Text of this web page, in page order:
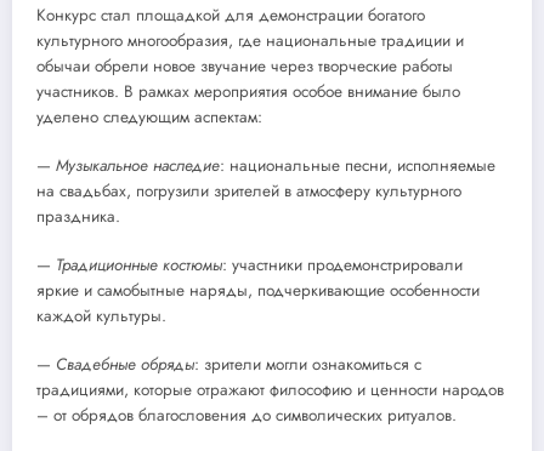
Конкурс стал площадкой для демонстрации богатого
культурного многообразия, где национальные традиции и
обычаи обрели новое звучание через творческие работы
участников. В рамках мероприятия особое внимание было
уделено следующим аспектам:
— Музыкальное наследие: национальные песни, исполняемые
на свадьбах, погрузили зрителей в атмосферу культурного
праздника.
— Традиционные костюмы: участники продемонстрировали
яркие и самобытные наряды, подчеркивающие особенности
каждой культуры.
— Свадебные обряды: зрители могли ознакомиться с
традициями, которые отражают философию и ценности народов
– от обрядов благословения до символических ритуалов.